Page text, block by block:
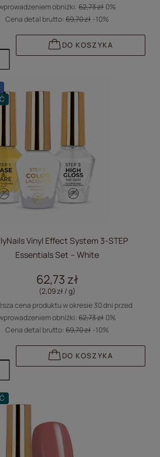
obniżki:62,73 zł 0%
Cena detal brutto:69,70 zł -10%
DO KOSZYKA
Vinyl Effect System 3-STEP
Essentials Set – White
62,73 zł
(2,09 zł / g)
cena produktu w okresie 30 dni przed
obniżki:62,73 zł 0%
Cena detal brutto:69,70 zł -10%
DO KOSZYKA